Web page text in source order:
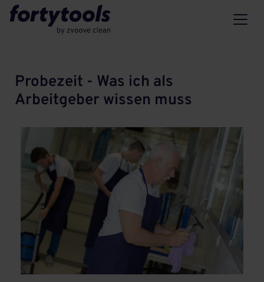
Probezeit - Was ich als
Arbeitgeber wissen muss